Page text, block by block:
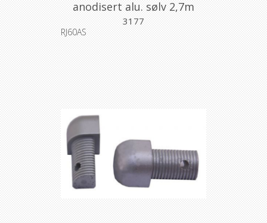
anodisert alu. sølv 2,7m
3177
RJ60AS